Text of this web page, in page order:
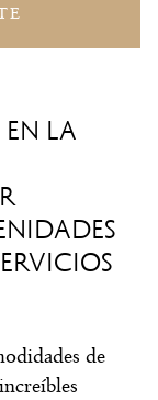
EN LA
de